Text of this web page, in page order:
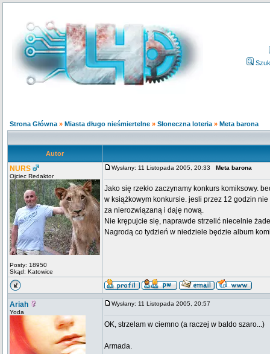
Strona Główna » Miasta długo nieśmiertelne » Słoneczna loteria » Meta barona
Autor
NURS
Ojciec Redaktor
Posty: 18950
Skąd: Katowice
Wysłany: 11 Listopada 2005, 20:33 Meta barona
Jako się rzekło zaczynamy konkurs komiksowy.
w książkowym konkursie. jesli przez 12 godzin
za nierozwiązaną i daję nową.
Nie krępujcie się, naprawde strzelić niecelnie
Nagrodą co tydzień w niedziele będzie album
Ariah
Yoda
Wysłany: 11 Listopada 2005, 20:57
OK, strzelam w ciemno (a raczej w baldo szaro...)
Armada.